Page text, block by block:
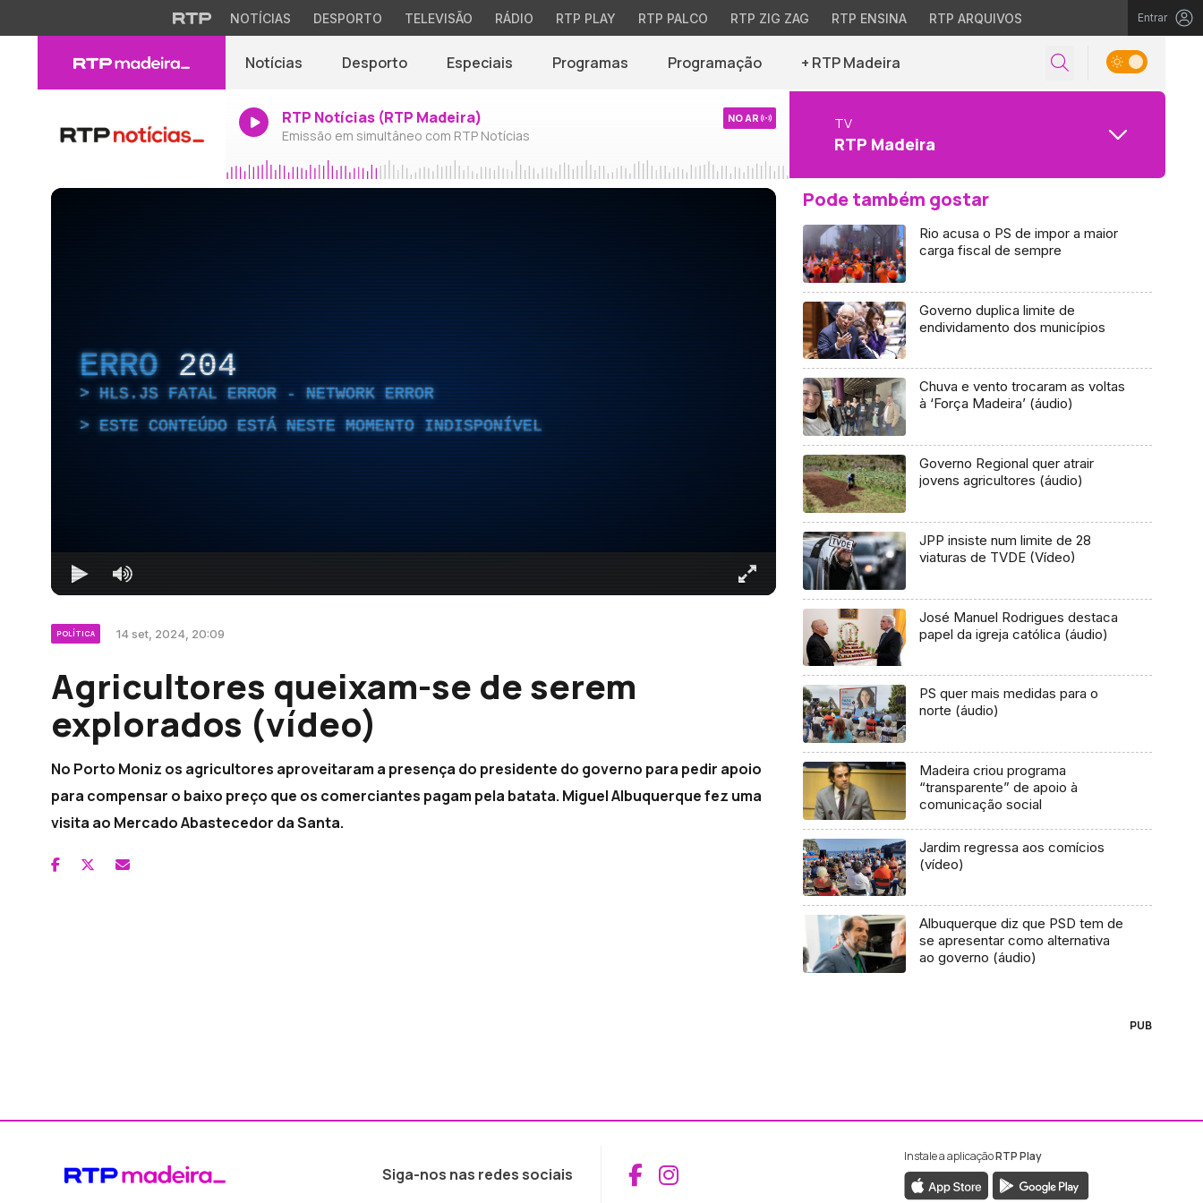
NOTÍCIAS DESPORTO TELEVISÃO RÁDIO RTP PLAY RTP PALCO RTP ZIG ZAG RTP ENSINA RTP ARQUIVOS Entrar
Notícias Desporto Especiais Programas Programação + RTP Madeira
RTP Notícias (RTP Madeira)
Emissão em simultâneo com RTP Notícias
NO AR TV
RTP Madeira
ERRO 204
HLS.JS FATAL ERROR - NETWORK ERROR
ESTE CONTEÚDO ESTÁ NESTE MOMENTO INDISPONÍVEL
POLÍTICA 14 set, 2024, 20:09
Agricultores queixam-se de serem
explorados (vídeo)
No Porto Moniz os agricultores aproveitaram a presença do presidente do governo para pedir apoio
para compensar o baixo preço que os comerciantes pagam pela batata. Miguel Albuquerque fez uma
visita ao Mercado Abastecedor da Santa.
Pode também gostar
Rio acusa o PS de impor a maior
carga fiscal de sempre
Governo duplica limite de
endividamento dos municípios
Chuva e vento trocaram as voltas
à ‘Força Madeira’ (áudio)
Governo Regional quer atrair
jovens agricultores (áudio)
JPP insiste num limite de 28
viaturas de TVDE (Vídeo)
José Manuel Rodrigues destaca
papel da igreja católica (áudio)
PS quer mais medidas para o
norte (áudio)
Madeira criou programa
“transparente” de apoio à
comunicação social
Jardim regressa aos comícios
(vídeo)
Albuquerque diz que PSD tem de
se apresentar como alternativa
ao governo (áudio)
PUB
Siga-nos nas redes sociais Aceder ao Facebook da RTP Madeira
Aceder ao Instagram da RTP Madeira
Instale a aplicaçãoRTP Play